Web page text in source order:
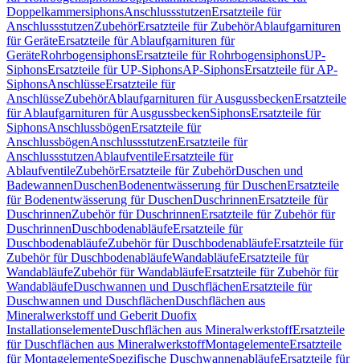
DoppelkammersiphonsAnschlussstutzenErsatzteile für
AnschlussstutzenZubehörErsatzteile für ZubehörAblaufgarnituren
für GeräteErsatzteile für Ablaufgarnituren für
GeräteRohrbogensiphonsErsatzteile für RohrbogensiphonsUP-
SiphonsErsatzteile für UP-SiphonsAP-SiphonsErsatzteile für AP-
SiphonsAnschlüsseErsatzteile für
AnschlüsseZubehörAblaufgarnituren für AusgussbeckenErsatzteile
für Ablaufgarnituren für AusgussbeckenSiphonsErsatzteile für
SiphonsAnschlussbögenErsatzteile für
AnschlussbögenAnschlussstutzenErsatzteile für
AnschlussstutzenAblaufventileErsatzteile für
AblaufventileZubehörErsatzteile für ZubehörDuschen und
BadewannenDuschenBodenentwässerung für DuschenErsatzteile
für Bodenentwässerung für DuschenDuschrinnenErsatzteile für
DuschrinnenZubehör für DuschrinnenErsatzteile für Zubehör für
DuschrinnenDuschbodenabläufeErsatzteile für
DuschbodenabläufeZubehör für DuschbodenabläufeErsatzteile für
Zubehör für DuschbodenabläufeWandabläufeErsatzteile für
WandabläufeZubehör für WandabläufeErsatzteile für Zubehör für
WandabläufeDuschwannen und DuschflächenErsatzteile für
Duschwannen und DuschflächenDuschflächen aus
Mineralwerkstoff und Geberit Duofix
InstallationselementeDuschflächen aus MineralwerkstoffErsatzteile
für Duschflächen aus MineralwerkstoffMontagelementeErsatzteile
für MontagelementeSpezifische DuschwannenabläufeErsatzteile für